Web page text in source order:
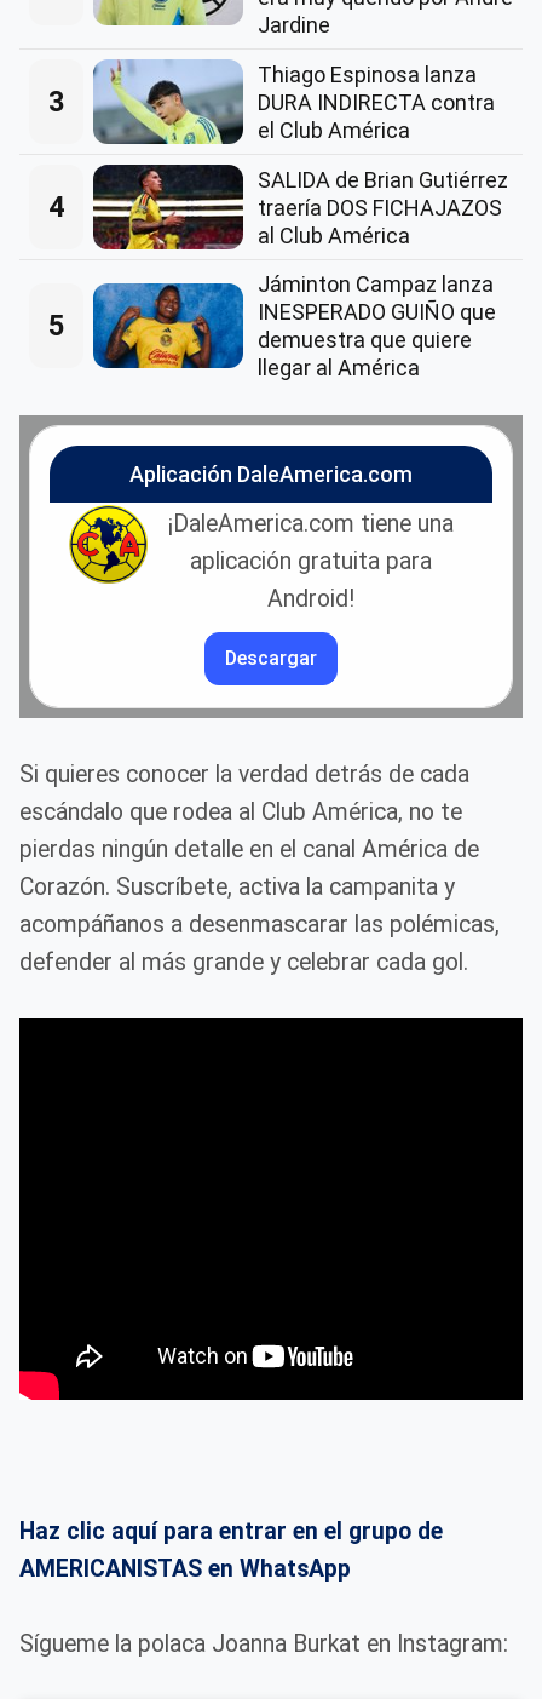
Jardine
3
Thiago Espinosa lanza
DURA INDIRECTA contra
el Club América
4
SALIDA de Brian Gutiérrez
traería DOS FICHAJAZOS
al Club América
5
Jáminton Campaz lanza
INESPERADO GUIÑO que
demuestra que quiere
llegar al América
Aplicación DaleAmerica.com
¡DaleAmerica.com tiene una
aplicación gratuita para
Android!
Descargar
Si quieres conocer la verdad detrás de cada
escándalo que rodea al Club América, no te
pierdas ningún detalle en el canal América de
Corazón. Suscríbete, activa la campanita y
acompáñanos a desenmascarar las polémicas,
defender al más grande y celebrar cada gol.
Haz clic aquí para entrar en el grupo de
AMERICANISTAS en WhatsApp
Sígueme la polaca Joanna Burkat en Instagram: